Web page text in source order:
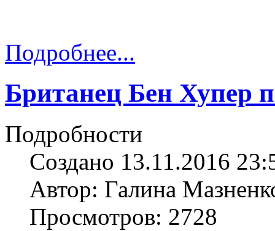
Подробнее...
Британец Бен Хупер
Подробности
Создано 13.11.2016
Автор: Галина
Просмотров: 2728